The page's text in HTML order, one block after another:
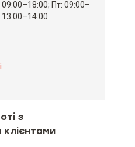
Пт: 09:00–
13:00–14:00
з